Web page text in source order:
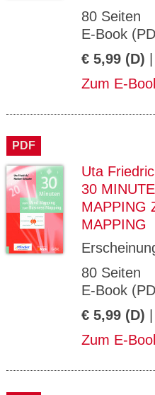
80 Seiten
E-Book
€ 5,99 (D)
Zum E-
PDF
Uta
30
MAPPING
MAPPING
80 Seiten
E-Book
€ 5,99 (D)
Zum E-